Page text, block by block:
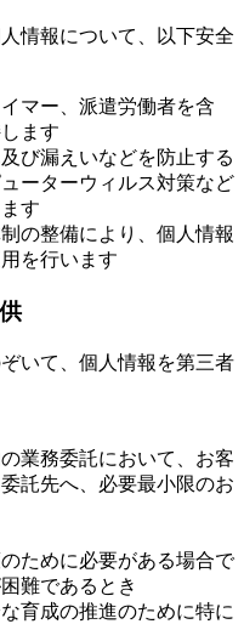
情報について、以下安全
マー、派遣労働者を含
ます
び漏えいなどを防止する
ーターウィルス対策など
す
の整備により、個人情報
を行います
いて、個人情報を第三者
業務委託において、お客
託先へ、必要最小限のお
ために必要がある場合で
難であるとき
育成の推進のために特に